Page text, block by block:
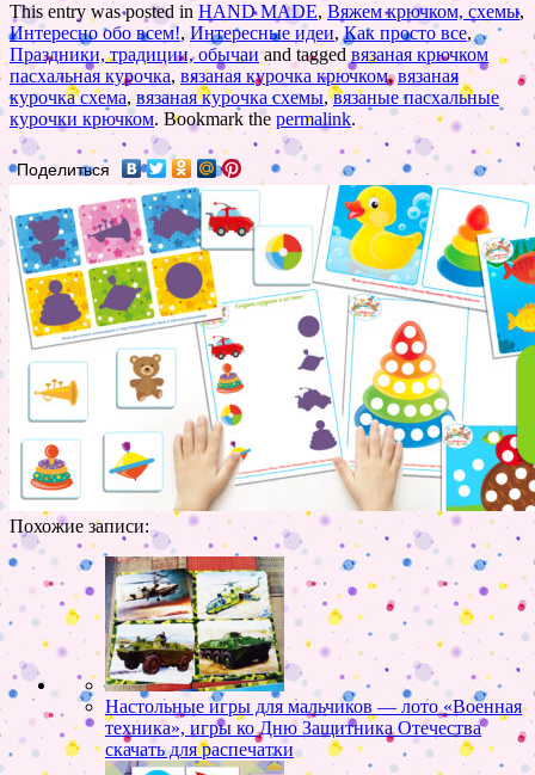
This entry was posted in HAND MADE, Вяжем крючком, схемы,
Интересно обо всем!,Интересные идеи,Как просто все,
Праздники, традиции, обычаиand tagged вязаная крючком
пасхальная курочка, вязаная курочка крючком,вязаная
курочка схема, вязаная курочка схемы,вязаные пасхальные
курочки крючком. Bookmark the permalink.
Поделиться
Похожие записи:
Настольные игры для мальчиков — лото «Военная
техника», игры ко Дню Защитника Отечества
скачать для распечатки